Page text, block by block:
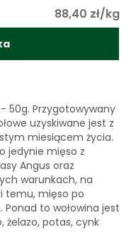
88,40 zł/kg
50g. Przygotowywany
uzyskiwane jest z
miesiącem życia.
jedynie mięso z
Angus oraz
warunkach, na
temu, mięso po
to wołowina jest
żelazo, potas, cynk